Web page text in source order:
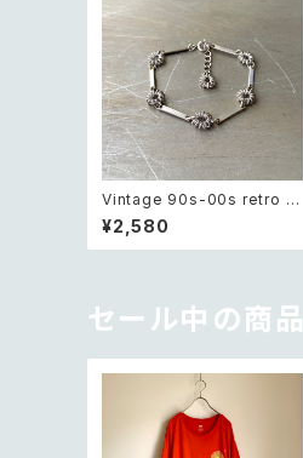
Vintage 90s-00s retro m
etal wire flower chain br
acelet レトロ ヴィンテージ
アクセサリー シルバー メタル
¥2,580
セール中の商品